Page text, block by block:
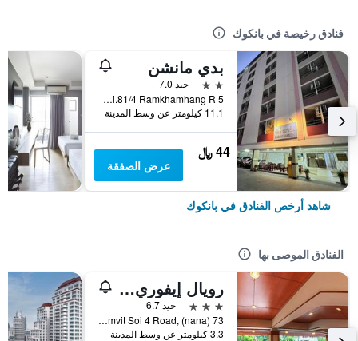
فنادق رخيصة في بانكوك
بدي مانشن
2 نجمتين
جيد 7.0
5 Soi.81/4 Ramkhamhang R., بانكوك, تايلاند
11.1 كيلومتر عن وسط المدينة
44 ﷼
عرض الصفقة
شاهد أرخص الفنادق في بانكوك
الفنادق الموصى بها
رويال إيفوري سوكومفيت نانا
3 نجوم
جيد 6.7
73 Sukhumvit Soi 4 Road, (nana), بانكوك, تايلاند
3.3 كيلومتر عن وسط المدينة